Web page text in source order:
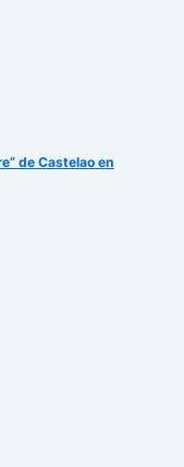
de Castelao en